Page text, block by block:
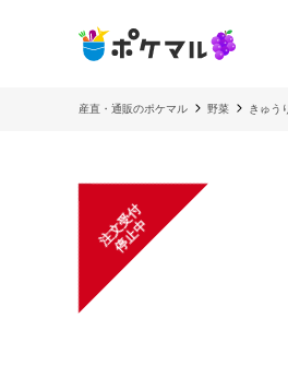
産直・通販のポケマル 野菜 きゅう
注
文
受
付
停
止
中